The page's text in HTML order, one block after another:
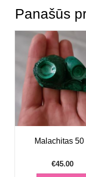
Panašūs
Malachitas 50
€45.00